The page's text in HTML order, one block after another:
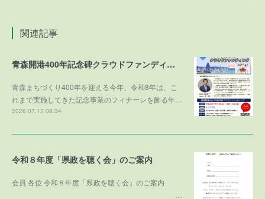
関連記事
青森開港400年記念碑クラウドファンディング
青森まちづくり400年を迎える今年、令和8年は、こ
れまで実施してきた記念事業のフィナーレを飾る年…
2026.07.12 08:34
令和８年度「県政を聴く会」のご案内
会員 各位 令和８年度「県政を聴く会」のご案内